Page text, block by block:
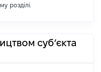
розділі.
суб’єкта